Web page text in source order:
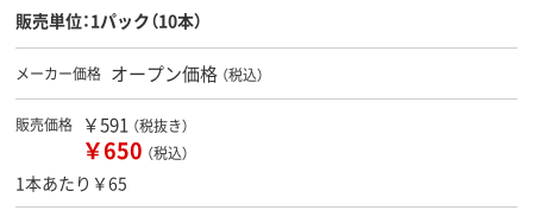
販売単位：1パック（10本）
メーカー価格 オープン価格 （税込）
販売価格 ￥591 （税抜き）
￥650 （税込）
1本あたり￥65